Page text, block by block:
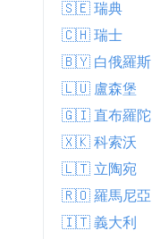
🇸🇪 瑞典
🇨🇭 瑞士
🇧🇾 白俄羅斯
🇱🇺 盧森堡
🇬🇮 直布羅陀
🇽🇰 科索沃
🇱🇹 立陶宛
🇷🇴 羅馬尼亞
🇮🇹 義大利